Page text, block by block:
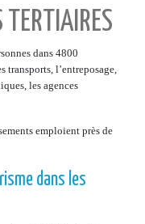
TERTIAIRES
dans 4800
transports, l’entreposage,
les agences
emploient près de
dans les